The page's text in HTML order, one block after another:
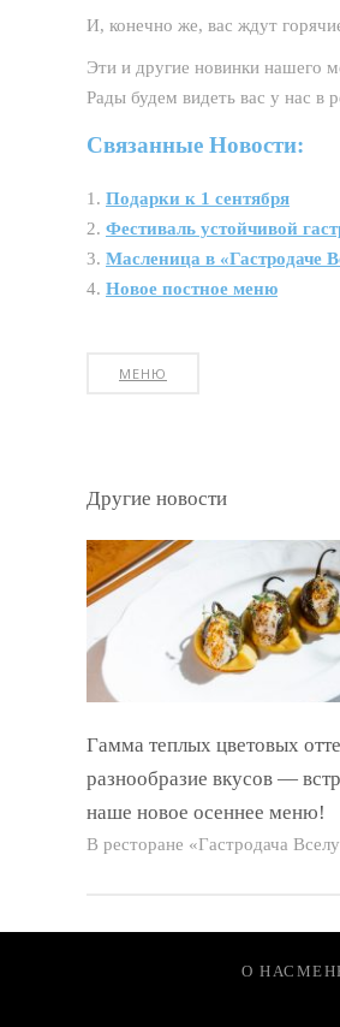
И, конечно же, вас ждут
Эти и другие новинки нашего
Рады будем видеть вас у нас в
Связанные Новости:
Подарки к 1 сентября
Фестиваль устойчивой
Масленица в «Гастродаче
Новое постное меню
МЕНЮ
Другие новости
Гамма теплых цветовых
разнообразие вкусов —
наше новое осеннее меню!
В ресторане «Гастродача
О НАС